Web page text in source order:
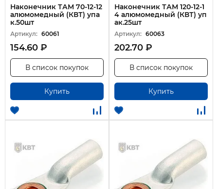
Наконечник ТАМ 70-12-12
алюмомедный (КВТ) упа
к.50шт
Артикул: 60061
154.60 ₽
Купить
В список покупок
Наконечник ТАМ 120-12-1
4 алюмомедный (КВТ) уп
ак.25шт
Артикул: 60063
202.70 ₽
Купить
В список покупок